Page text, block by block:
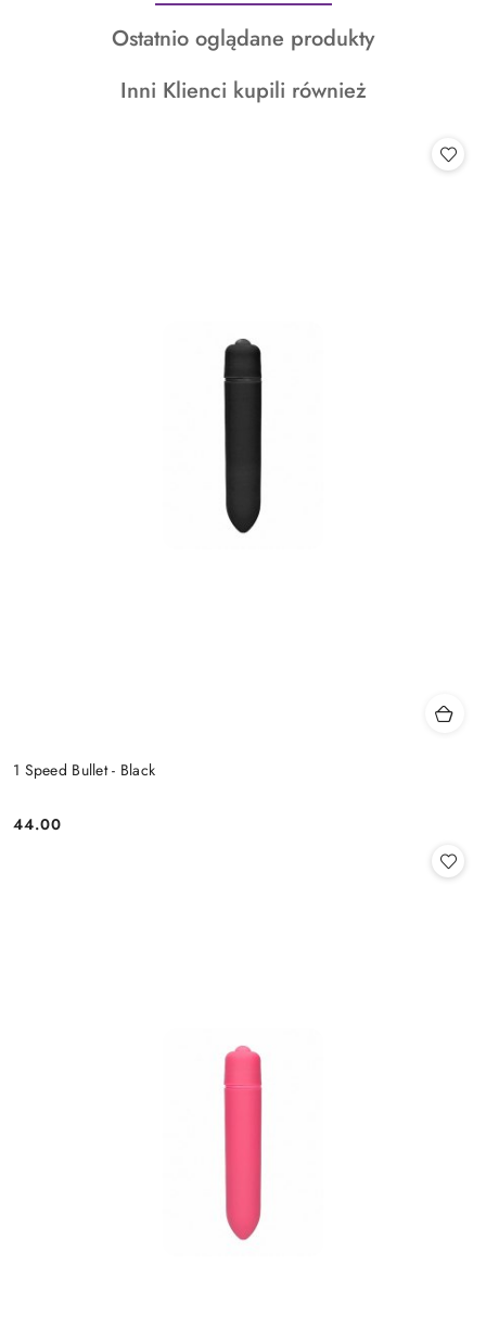
o
statusie:
Produkty
statusie:
Ostatnio oglądane produkty
Produkty
Inni Klienci kupili również
1 Speed Bullet - Black
Cena:
44.00